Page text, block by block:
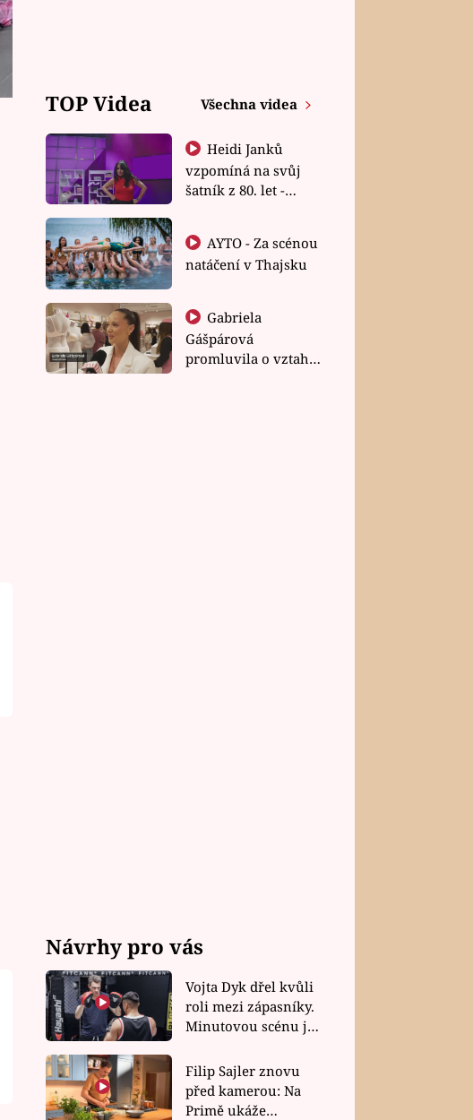
TOP Videa Všechna videa
Heidi Janků
vzpomíná na svůj
šatník z 80. let -
natáčení v Thajsku
Gabriela
Gášpárová
promluvila o vztahu
Návrhy pro vás
Vojta Dyk dřel kvůli
roli mezi zápasníky.
Minutovou scénu jel
Filip Sajler znovu
před kamerou: Na
Primě ukáže